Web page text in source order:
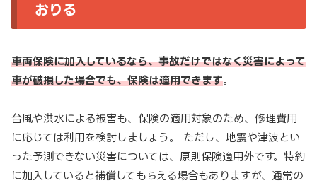
おりる
車両保険に加入しているなら、事故だけではなく災害によって
車が破損した場合でも、保険は適用できます。
台風や洪水による被害も、保険の適用対象のため、修理費用
に応じては利用を検討しましょう。 ただし、地震や津波とい
った予測できない災害については、原則保険適用外です。特約
に加入していると補償してもらえる場合もありますが、通常の